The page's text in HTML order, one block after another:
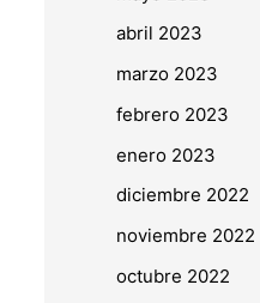
abril 2023
marzo 2023
febrero 2023
enero 2023
diciembre 2022
noviembre 2022
octubre 2022